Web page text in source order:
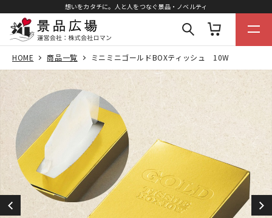
想いをカタチに。人と人をつなぐ景品・ノベルティ
HOME 商品一覧 ミニミニゴールドBOXティッシュ 10W